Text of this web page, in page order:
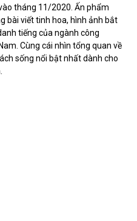
tháng 11/2020. Ấn phẩm
bài viết tinh hoa, hình ảnh bắt
tiếng của ngành công
Cùng cái nhìn tổng quan về
sống nổi bật nhất dành cho